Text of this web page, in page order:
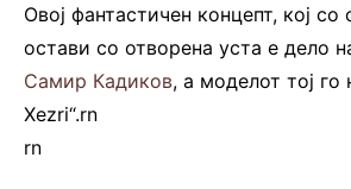
Овој фантастичен концепт, кој со
остави со отворена уста е дело
Самир Кадиков, а моделот тој го
Xezri“.rn
rn